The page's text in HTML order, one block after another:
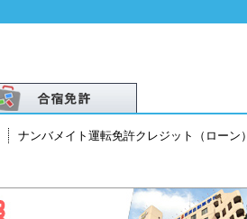
ナンバメイト運転免許クレジット（ローン）